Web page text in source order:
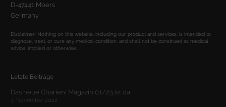
D-47441 Moers
Germany
Disclaimer: Nothing on this website, including our product and services, is intended to
diagnose, treat, or cure any medical condition, and shall not be construed as medical
advice, implied or otherwise.
Letzte Beiträge
Das neue Gharieni Magazin 01/23 ist da
3. November 2022